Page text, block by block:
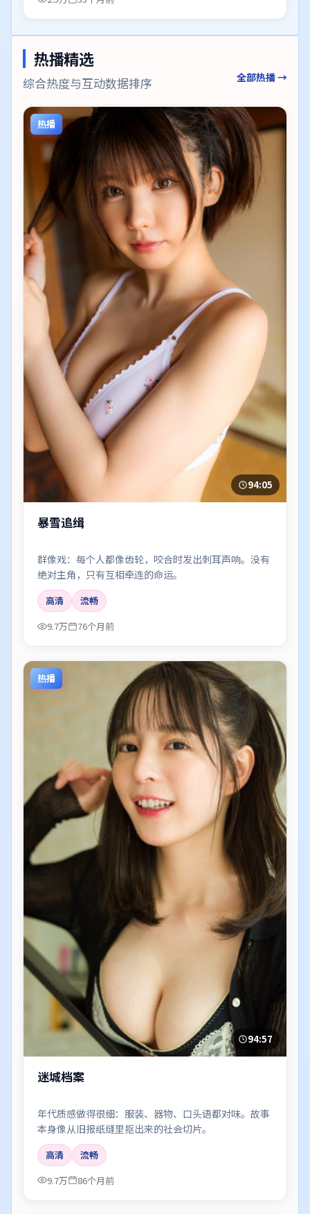
热播精选
综合热度与互动数据排序 全部热播 →
热播
94:05
暴雪追缉
群像戏：每个人都像齿轮，咬合时发出刺耳声响。没有
绝对主角，只有互相牵连的命运。
高清
流畅
9.7万
76个月前
热播
94:57
迷城档案
年代质感做得很细：服装、器物、口头语都对味。故事
本身像从旧报纸缝里抠出来的社会切片。
高清
流畅
9.7万
86个月前